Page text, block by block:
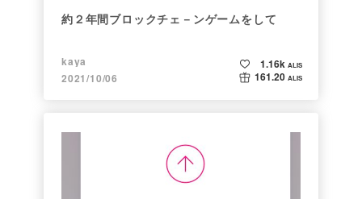
約２年間ブロックチェ－ンゲームをして
kaya
2021/10/06
1.16k ALIS
161.20 ALIS